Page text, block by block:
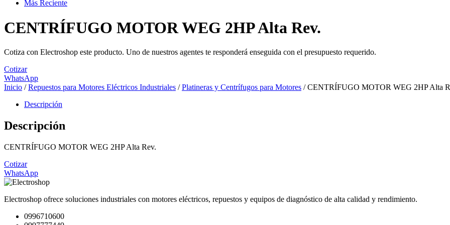
Más Reciente
CENTRÍFUGO MOTOR WEG 2HP Alta Rev.
Cotiza con Electroshop este producto. Uno de nuestros agentes te responderá enseguida con el presupuesto requerido.
Cotizar
WhatsApp
Inicio /Repuestos para Motores Eléctricos Industriales /Platineras y Centrífugos para Motores / CENTRÍFUGO MOTOR WEG 2HP Alta
Descripción
Descripción
CENTRÍFUGO MOTOR WEG 2HP Alta Rev.
Cotizar
WhatsApp
Electroshop ofrece soluciones industriales con motores eléctricos, repuestos y equipos de diagnóstico de alta calidad y rendimiento.
0996710600